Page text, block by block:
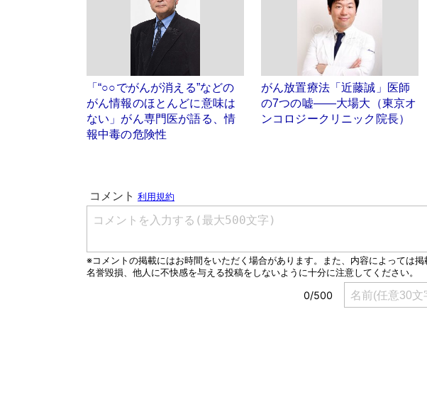
「“○○でがんが消える”などの
がん情報のほとんどに意味は
ない」がん専門医が語る、情
報中毒の危険性
がん放置療法「近藤誠」医師
の7つの嘘――大場大（東京オ
ンコロジークリニック院長）